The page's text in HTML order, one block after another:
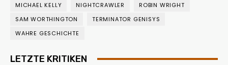
MICHAEL KELLY
NIGHTCRAWLER
ROBIN WRIGHT
SAM WORTHINGTON
TERMINATOR GENISYS
WAHRE GESCHICHTE
LETZTE KRITIKEN